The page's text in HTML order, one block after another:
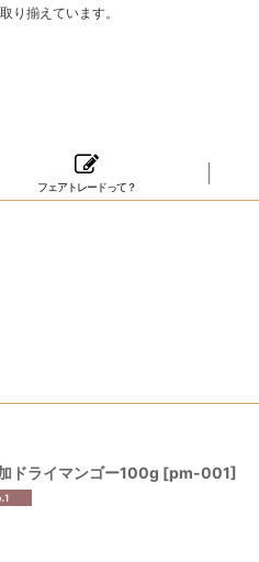
り揃えています。
フェアトレードって？
ドライマンゴー100g [pm-001]